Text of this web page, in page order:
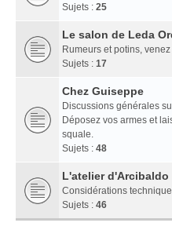
Sujets : 25
Le salon de Leda
Rumeurs et potins,
Sujets : 17
Chez Guiseppe
Discussions générales
Déposez vos armes et
squale.
Sujets : 48
L'atelier d'Arcibaldo
Considérations
Sujets : 46